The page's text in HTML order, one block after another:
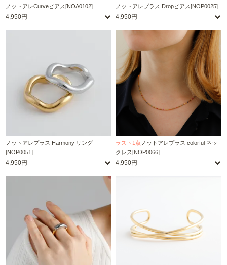
ノットアレCurveピアス[NOA0102]
4,950円
ノットアレプラス Dropピアス[NOP0025]
4,950円
ノットアレプラス Harmony リング
[NOP0051]
4,950円
ラスト1点 ノットアレプラス colorful ネッ
クレス[NOP0066]
4,950円